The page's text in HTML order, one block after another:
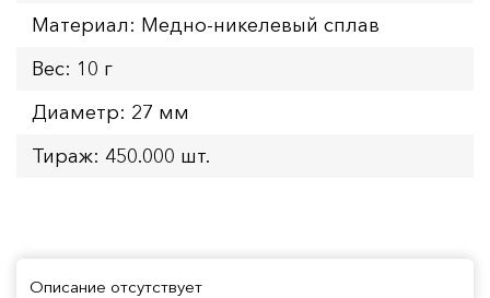
Материал: Медно-никелевый сплав
Вес: 10 г
Диаметр: 27 мм
Тираж: 450.000 шт.
Описание отсутствует